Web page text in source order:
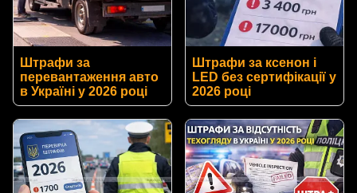
Штрафи за
перевантаження авто
в Україні у 2026 році
Штрафи за ксенон і
LED без сертифікації у
2026 році